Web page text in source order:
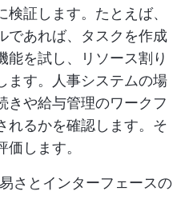
証します。たとえば、
であれば、タスクを作成
能を試し、リソース割り
ます。人事システムの場
きや給与管理のワークフ
れるかを確認します。そ
します。
さとインターフェースの